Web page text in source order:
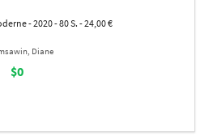
- 2020 - 80 S. - 24,00 €
Diane
$0